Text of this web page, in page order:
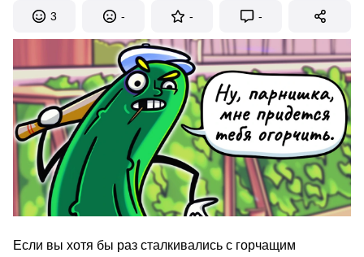
3 - - -
Если вы хотя бы раз сталкивались с горчащим